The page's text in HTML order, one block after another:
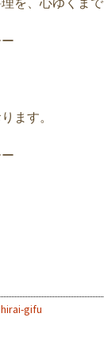
ます。
hirai-gifu